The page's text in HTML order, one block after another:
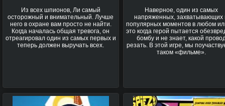
Из всех шпионов, Ли самый
осторожный и внимательный. Лучше
него в охране вам просто не найти.
Когда началась общая тревога, он
отреагировал один из самых первых и
теперь должен выручать всех.
Наверное, один из самых
напряженных, захватывающих
популярных моментов в любом
это когда герой пытается
бомбу и не знает, какой
резать. В этой игре, мы
таком «фильме».